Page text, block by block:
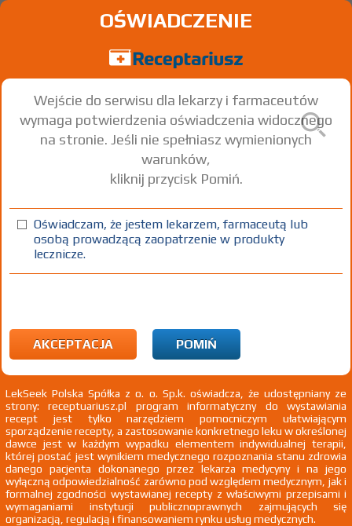
Tolterodine tartrate
kaps. o przedł. uwalnianiu 2 mg 28 szt. Doustnie
100%
Wszystkie dawki leku ATC
OŚWIADCZENIE
Wejście do serwisu dla lekarzy i farmaceutów
wymaga potwierdzenia oświadczenia widocznego
na stronie. Jeśli nie spełniasz wymienionych
warunków,
kliknij przycisk Pomiń.
Oświadczam, że jestem lekarzem, farmaceutą lub
osobą prowadzącą zaopatrzenie w produkty
lecznicze.
AKCEPTACJA POMIŃ
LekSeek Polska Spółka z o. o. Sp.k. oświadcza, że udostępniany ze
strony: receptuariusz.pl program informatyczny do wystawiania
recept jest tylko narzędziem pomocniczym ułatwiającym
sporządzenie recepty, a zastosowanie konkretnego leku w określonej
dawce jest w każdym wypadku elementem indywidualnej terapii,
której postać jest wynikiem medycznego rozpoznania stanu zdrowia
danego pacjenta dokonanego przez lekarza medycyny i na jego
wyłączną odpowiedzialność zarówno pod względem medycznym, jak i
formalnej zgodności wystawianej recepty z właściwymi przepisami i
wymaganiami instytucji publicznoprawnych zajmujących się
organizacją, regulacją i finansowaniem rynku usług medycznych.